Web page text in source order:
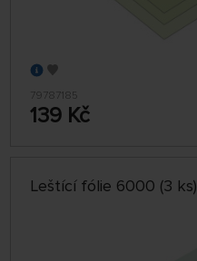
79787185
139 Kč
Leštící fólie 6000 (3 ks)